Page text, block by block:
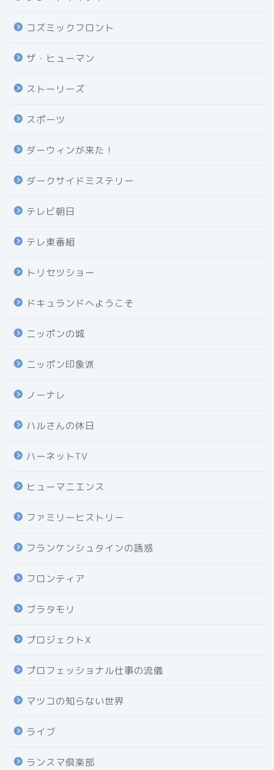
コズミックフロント
ザ・ヒューマン
ストーリーズ
スポーツ
ダーウィンが来た！
ダークサイドミステリー
テレビ朝日
テレ東番組
トリセツショー
ドキュランドへようこそ
ニッポンの城
ニッポン印象派
ノーナレ
ハルさんの休日
ハーネットTV
ヒューマニエンス
ファミリーヒストリー
フランケンシュタインの誘惑
フロンティア
ブラタモリ
プロジェクトX
プロフェッショナル仕事の流儀
マツコの知らない世界
ライブ
ランスマ倶楽部